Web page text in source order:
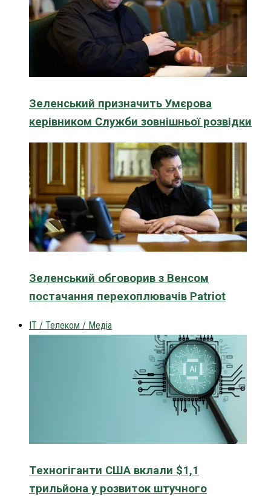
Зеленський призначить Умєрова
керівником Служби зовнішньої розвідки
Зеленський обговорив з Венсом
постачання перехоплювачів Patriot
IT / Телеком / Медіа
Техногіганти США вклали $1,1
трильйона у розвиток штучного